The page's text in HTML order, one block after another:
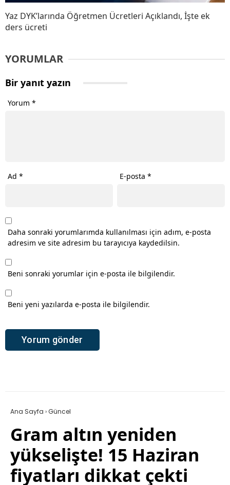
Yaz DYK’larında Öğretmen Ücretleri Açıklandı, İşte ek
ders ücreti
YORUMLAR
Bir yanıt yazın
Yorum *
Ad * E-posta*
Daha sonraki yorumlarımda kullanılması için adım, e-posta
adresim ve site adresim bu tarayıcıya kaydedilsin.
Beni sonraki yorumlar için e-posta ile bilgilendir.
Beni yeni yazılarda e-posta ile bilgilendir.
Ana Sayfa ›Güncel
Gram altın yeniden
yükselişte! 15 Haziran
fiyatları dikkat çekti